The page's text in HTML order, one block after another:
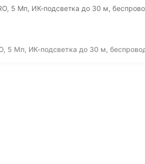
5 Мп, ИК-подсветка до 30 м,
5 Мп, ИК-подсветка до 30 м,